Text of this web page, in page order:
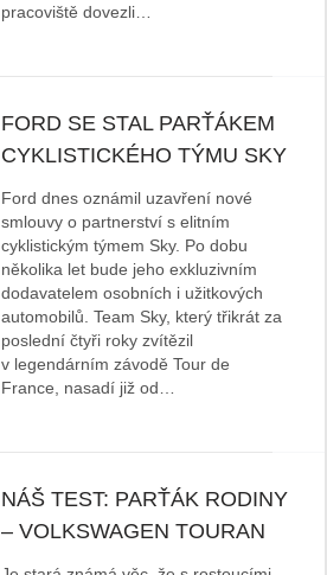
pracoviště dovezli…
FORD SE STAL PARŤÁKEM
CYKLISTICKÉHO TÝMU SKY
Ford dnes oznámil uzavření nové
smlouvy o partnerství s elitním
cyklistickým týmem Sky. Po dobu
několika let bude jeho exkluzivním
dodavatelem osobních i užitkových
automobilů. Team Sky, který třikrát za
poslední čtyři roky zvítězil
v legendárním závodě Tour de
France, nasadí již od…
NÁŠ TEST: PARŤÁK RODINY
– VOLKSWAGEN TOURAN